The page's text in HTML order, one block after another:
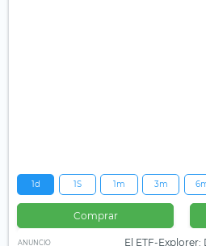
1d 1S 1m 3m
Comprar
ANUNCIO
El ETF-